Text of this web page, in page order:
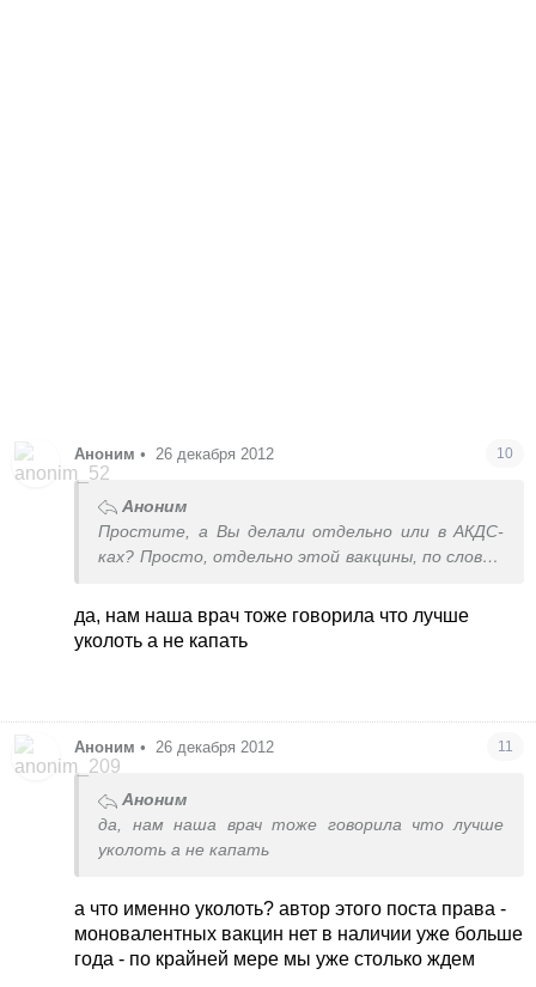
Аноним • 26 декабря 2012 10
Аноним
Простите, а Вы делали отдельно или в АКДС-
ках? Просто, отдельно этой вакцины, по словам
против живых вакцин.
да, нам наша врач тоже говорила что лучше
уколоть а не капать
Аноним • 26 декабря 2012 11
Аноним
да, нам наша врач тоже говорила что лучше
уколоть а не капать
а что именно уколоть? автор этого поста права -
моновалентных вакцин нет в наличии уже больше
года - по крайней мере мы уже столько ждем